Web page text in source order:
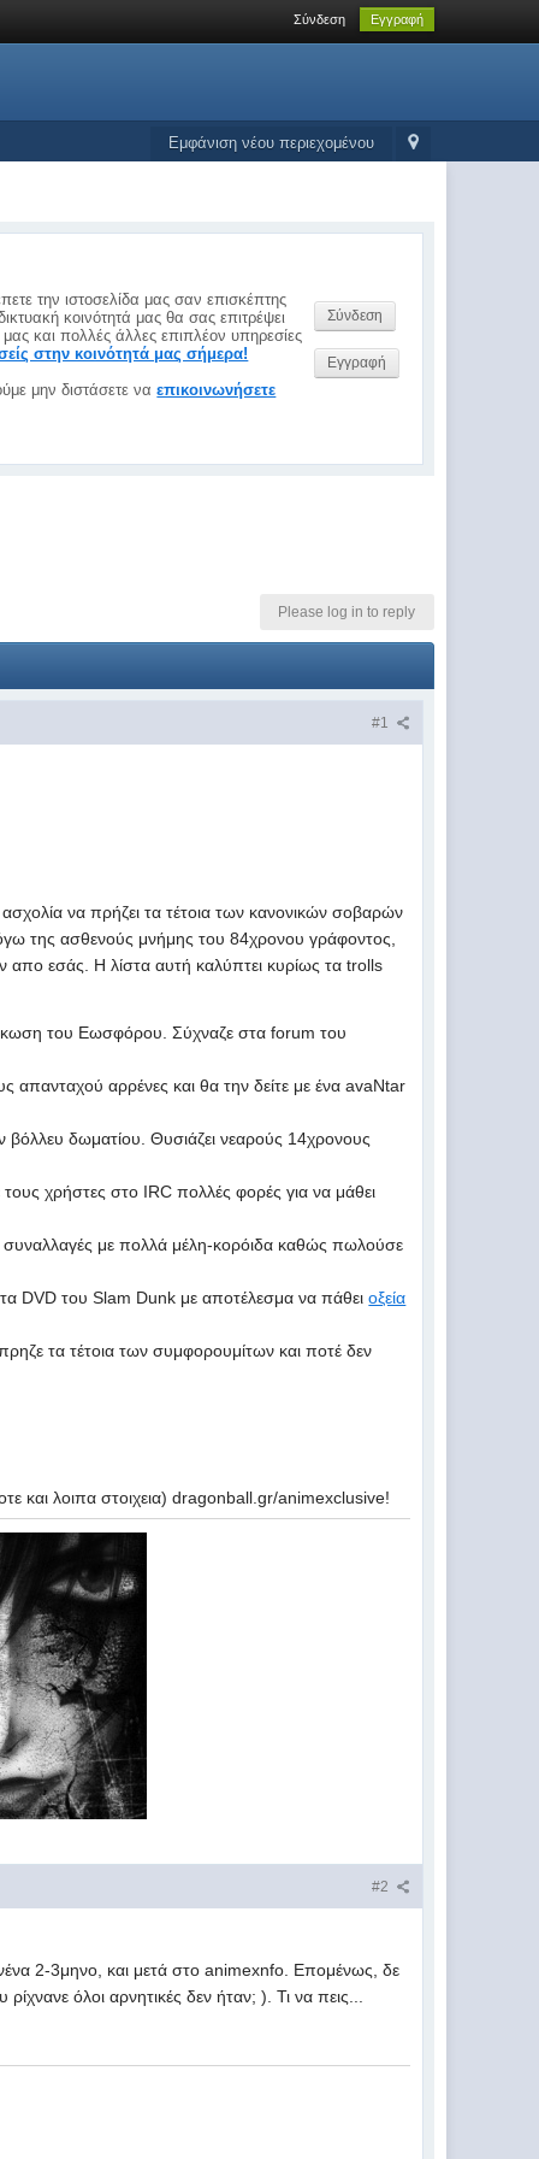
Σύνδεση Εγγραφή
Εμφάνιση νέου περιεχομένου
Σύνδεση
Εγγραφή
την ιστοσελίδα μας σαν επισκέπτης
κοινότητά μας θα σας επιτρέψει
και πολλές άλλες επιπλέον υπηρεσίες
στην κοινότητά μας σήμερα!
μην διστάσετε ναεπικοινωνήσετε
Please log in to reply
#1
να πρήζει τα τέτοια των κανονικών σοβαρών
της ασθενούς μνήμης του 84χρονου γράφοντος,
απο εσάς. Η λίστα αυτή καλύπτει κυρίως τα trolls
του Εωσφόρου. Σύχναζε στα forum του
απανταχού αρρένες και θα την δείτε με ένα avaNtar
δωματίου. Θυσιάζει νεαρούς 14χρονους
χρήστες στο IRC πολλές φορές για να μάθει
με πολλά μέλη-κορόιδα καθώς πωλούσε
DVD του Slam Dunk με αποτέλεσμα να πάθειοξεία
τα τέτοια των συμφορουμίτων και ποτέ δεν
και λοιπα στοιχεια) dragonball.gr/animexclusive!
#2
2-3μηνο, και μετά στο animexnfo. Επομένως, δε
όλοι αρνητικές δεν ήταν; ). Τι να πεις...